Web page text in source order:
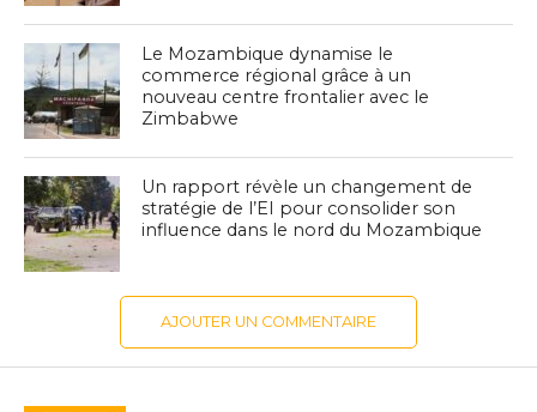
Le Mozambique dynamise le
commerce régional grâce à un
nouveau centre frontalier avec le
Zimbabwe
Un rapport révèle un changement de
stratégie de l’EI pour consolider son
influence dans le nord du Mozambique
AJOUTER UN COMMENTAIRE